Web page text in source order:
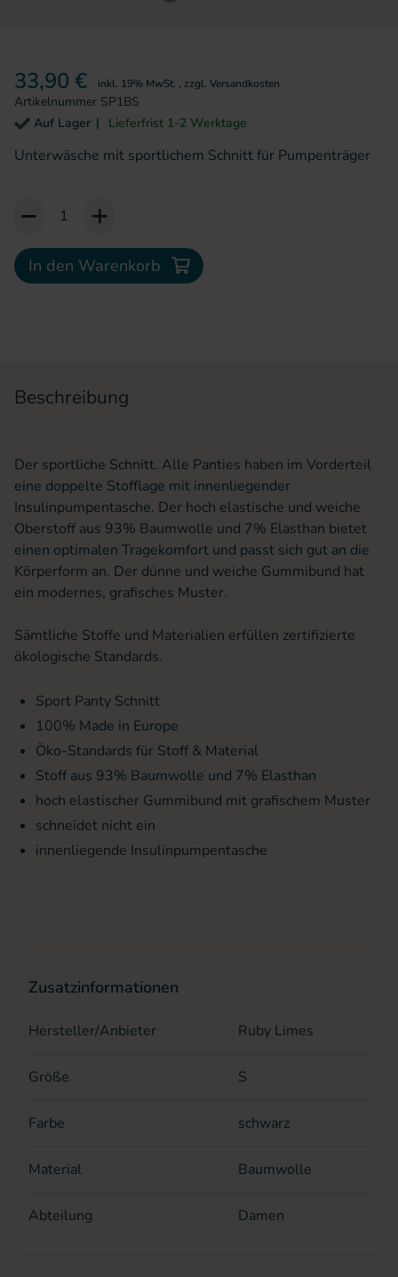
33,90 € inkl. 19% MwSt. , zzgl. Versandkosten
Artikelnummer SP1BS
Auf Lager
Lieferfrist 1-2 Werktage
Unterwäsche mit sportlichem Schnitt für Pumpenträger
Add to Cart or Wish List
In den Warenkorb
Beschreibung
Der sportliche Schnitt. Alle Panties haben im Vorderteil
eine doppelte Stofflage mit innenliegender
Insulinpumpentasche. Der hoch elastische und weiche
Oberstoff aus 93% Baumwolle und 7% Elasthan bietet
einen optimalen Tragekomfort und passt sich gut an die
Körperform an. Der dünne und weiche Gummibund hat
ein modernes, grafisches Muster.
Sämtliche Stoffe und Materialien erfüllen zertifizierte
ökologische Standards.
Sport Panty Schnitt
100% Made in Europe
Öko-Standards für Stoff & Material
Stoff aus 93% Baumwolle und 7% Elasthan
hoch elastischer Gummibund mit grafischem Muster
schneidet nicht ein
innenliegende Insulinpumpentasche
Zusatzinformationen
Hersteller/Anbieter Ruby Limes
Größe S
Farbe schwarz
Material Baumwolle
Abteilung Damen